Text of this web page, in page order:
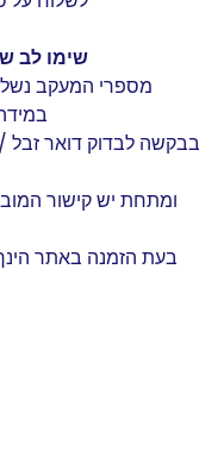
שימו לב
מספרי המעקב
בבקשה לבדוק דואר
בעת הזמנה באתר